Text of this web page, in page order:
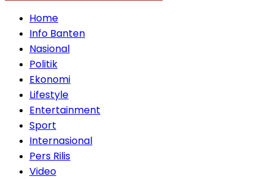
Home
Info Banten
Nasional
Politik
Ekonomi
Lifestyle
Entertainment
Sport
Internasional
Pers Rilis
Video